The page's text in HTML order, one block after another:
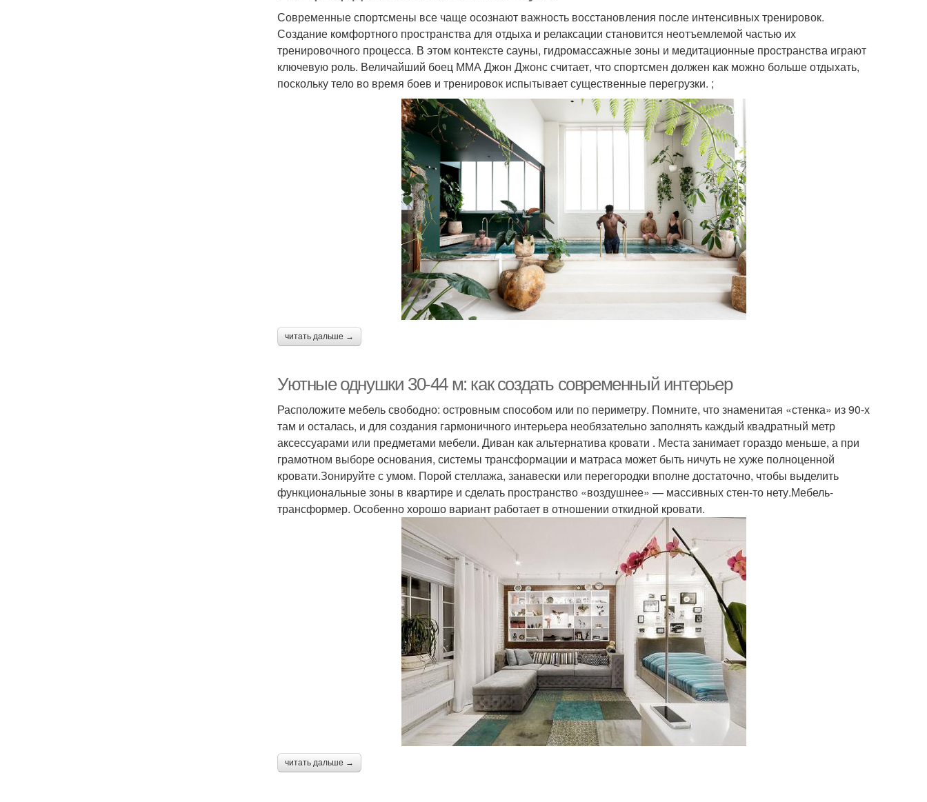
Современные спортсмены все чаще осознают важность восстановления после интенсивных тренировок.
Создание комфортного пространства для отдыха и релаксации становится неотъемлемой частью их
тренировочного процесса. В этом контексте сауны, гидромассажные зоны и медитационные пространства играют
ключевую роль. Величайший боец ММА Джон Джонс считает, что спортсмен должен как можно больше отдыхать,
поскольку тело во время боев и тренировок испытывает существенные перегрузки. ;
читать дальше →
Уютные однушки 30-44 м: как создать современный интерьер
Расположите мебель свободно: островным способом или по периметру. Помните, что знаменитая «стенка» из 90-х
там и осталась, и для создания гармоничного интерьера необязательно заполнять каждый квадратный метр
аксессуарами или предметами мебели. Диван как альтернатива кровати . Места занимает гораздо меньше, а при
грамотном выборе основания, системы трансформации и матраса может быть ничуть не хуже полноценной
кровати.Зонируйте с умом. Порой стеллажа, занавески или перегородки вполне достаточно, чтобы выделить
функциональные зоны в квартире и сделать пространство «воздушнее» — массивных стен-то нету.Мебель-
трансформер. Особенно хорошо вариант работает в отношении откидной кровати.
читать дальше →